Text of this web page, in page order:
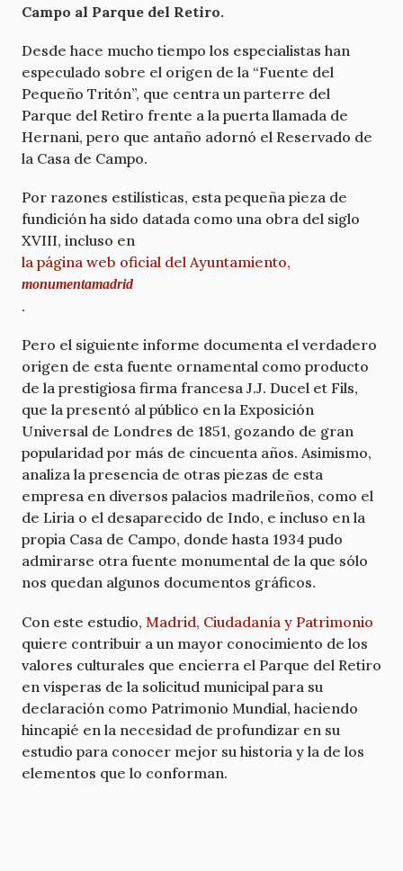
Campo al Parque del Retiro.
Desde hace mucho tiempo los especialistas han
especulado sobre el origen de la “Fuente del
Pequeño Tritón”, que centra un parterre del
Parque del Retiro frente a la puerta llamada de
Hernani, pero que antaño adornó el Reservado de
la Casa de Campo.
Por razones estilísticas, esta pequeña pieza de
fundición ha sido datada como una obra del siglo
XVIII, incluso en
la página web oficial del Ayuntamiento,
monumentamadrid
.
Pero el siguiente informe documenta el verdadero
origen de esta fuente ornamental como producto
de la prestigiosa firma francesa J.J. Ducel et Fils,
que la presentó al público en la Exposición
Universal de Londres de 1851, gozando de gran
popularidad por más de cincuenta años. Asimismo,
analiza la presencia de otras piezas de esta
empresa en diversos palacios madrileños, como el
de Liria o el desaparecido de Indo, e incluso en la
propia Casa de Campo, donde hasta 1934 pudo
admirarse otra fuente monumental de la que sólo
nos quedan algunos documentos gráficos.
Con este estudio, Madrid, Ciudadanía y Patrimonio
quiere contribuir a un mayor conocimiento de los
valores culturales que encierra el Parque del Retiro
en vísperas de la solicitud municipal para su
declaración como Patrimonio Mundial, haciendo
hincapié en la necesidad de profundizar en su
estudio para conocer mejor su historia y la de los
elementos que lo conforman.